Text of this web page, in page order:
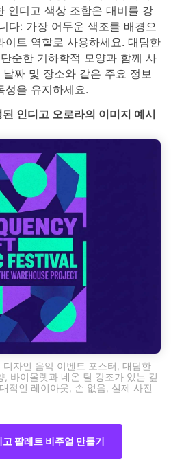
인디고 색상 조합은 대비를 강
다: 가장 어두운 색조를 배경으
이트 역할로 사용하세요. 대담한
순한 기하학적 모양과 함께 사
짜 및 장소와 같은 주요 정보
성을 유지하세요.
인디고 오로라의 이미지 예시
자인 음악 이벤트 포스터, 대담한
바이올렛과 네온 틸 강조가 있는 깊
적인 레이아웃, 손 없음, 실제 사진
팔레트 비주얼 만들기